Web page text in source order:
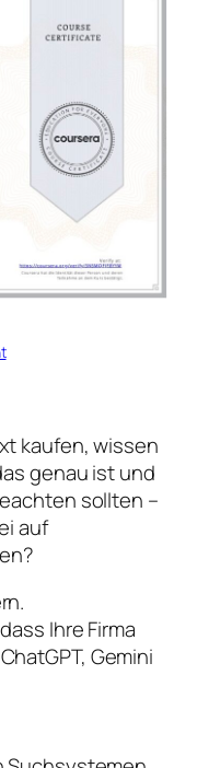
kaufen, wissen
genau ist und
sollten –
auf
Ihre Firma
Gemini